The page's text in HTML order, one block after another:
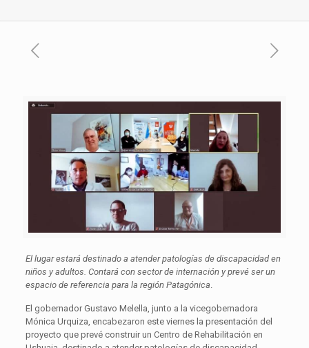
El lugar estará destinado a atender patologías de discapacidad en
niños y adultos. Contará con sector de internación y prevé ser un
espacio de referencia para la región Patagónica.
El gobernador Gustavo Melella, junto a la vicegobernadora
Mónica Urquiza, encabezaron este viernes la presentación del
proyecto que prevé construir un Centro de Rehabilitación en